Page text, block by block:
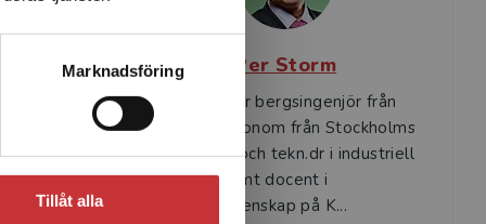
Marknadsföring
Tillåt alla
haft
Per Storm
Per Storm är bergsingenjör från
KTH, civilekonom från Stockholms
universitet och tekn.dr i industriell
ekonomi samt docent i
materialvetenskap på K...